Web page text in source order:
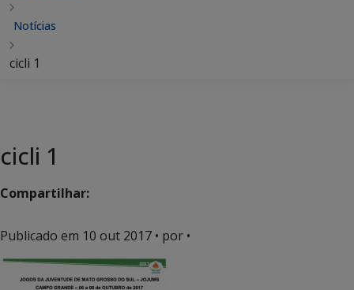
Notícias
cicli 1
cicli 1
Compartilhar:
Publicado em 10 out 2017 • por •